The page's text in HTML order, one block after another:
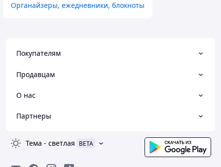
Органайзеры, ежедневники, блокноты
Покупателям
Продавцам
О нас
Партнеры
Тема - светлая BETA